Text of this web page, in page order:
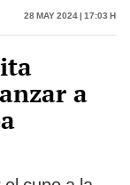
28 May 2024 | 17:03 h
a